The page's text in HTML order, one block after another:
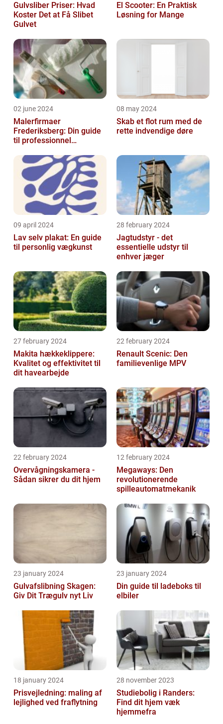
Gulvsliber Priser: Hvad
Koster Det at Få Slibet
Gulvet
El Scooter: En Praktisk
Løsning for Mange
02 june 2024
Malerfirmaer
Frederiksberg: Din guide
til professionnel
08 may 2024
Skab et flot rum med de
rette indvendige døre
09 april 2024
Lav selv plakat: En guide
til personlig vægkunst
28 february 2024
Jagtudstyr - det
essentielle udstyr til
enhver jæger
27 february 2024
Makita hækkeklippere:
Kvalitet og effektivitet til
dit havearbejde
22 february 2024
Renault Scenic: Den
familievenlige MPV
22 february 2024
Overvågningskamera -
Sådan sikrer du dit hjem
12 february 2024
Megaways: Den
revolutionerende
spilleautomatmekanik
23 january 2024
Gulvafslibning Skagen:
Giv Dit Trægulv nyt Liv
23 january 2024
Din guide til ladeboks til
elbiler
18 january 2024
Prisvejledning: maling af
lejlighed ved fraflytning
28 november 2023
Studiebolig i Randers:
Find dit hjem væk
hjemmefra